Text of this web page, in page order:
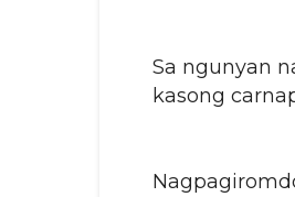
Sa ngunyan
kasong